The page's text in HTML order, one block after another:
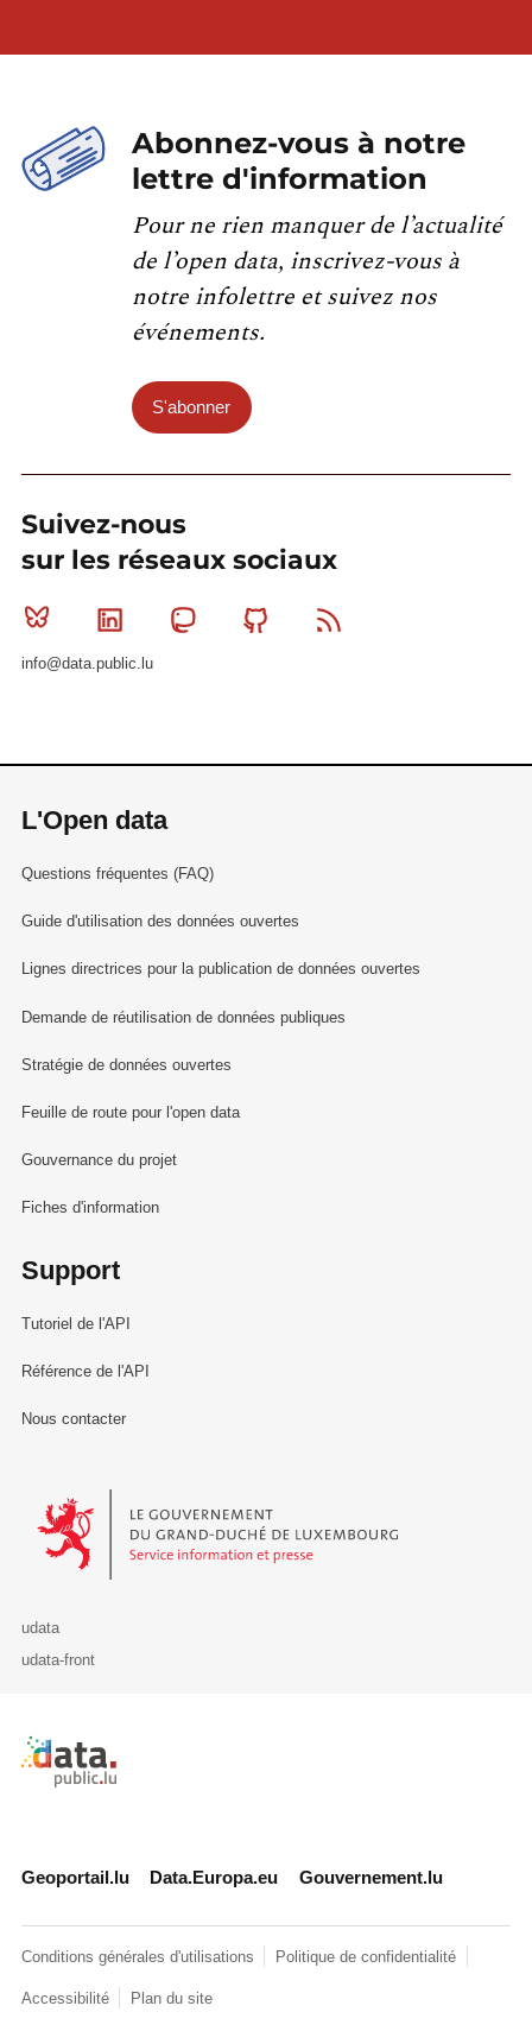
Abonnez-vous à notre
lettre d'information
Pour ne rien manquer de l’actualité
de l’open data, inscrivez-vous à
notre infolettre et suivez nos
événements.
S'abonner
Suivez-nous
sur les réseaux sociaux
Bluesky Linkedin MastodonGithub
info@data.public.lu
L'Open data
Questions fréquentes (FAQ)
Guide d'utilisation des données ouvertes
Lignes directrices pour la publication de données ouvertes
Demande de réutilisation de données publiques
Stratégie de données ouvertes
Feuille de route pour l'open data
Gouvernance du projet
Fiches d'information
Support
Tutoriel de l'API
Référence de l'API
Nous contacter
Le Gouvernement du Grand-Duché de Luxembourg - Service
udata
udata-front
Retour à l'accueil de data.public.lu
Geoportail.lu Data.Europa.eu Gouvernement.lu
Conditions générales d'utilisations Politique de confidentialité
Accessibilité Plan du site